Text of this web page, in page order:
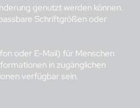
genutzt werden können.
Schriftgrößen oder
oder E-Mail) für Menschen
in zugänglichen
verfügbar sein.